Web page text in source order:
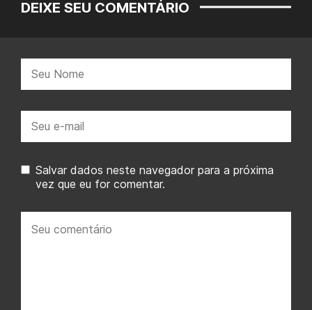
DEIXE SEU COMENTÁRIO
mail:
Salvar dados neste navegador para a próxima
vez que eu for comentar.
comentário: